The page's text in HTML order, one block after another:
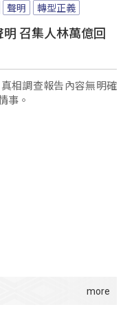
聲明 轉型正義
召集人林萬億回
相調查報告內容無明確
事。